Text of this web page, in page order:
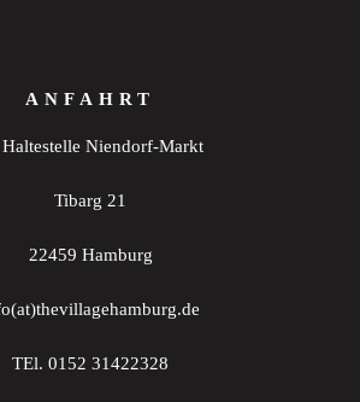
ANFAHRT
Niendorf-Markt
Tibarg 21
22459 Hamburg
TEl. 0152 31422328